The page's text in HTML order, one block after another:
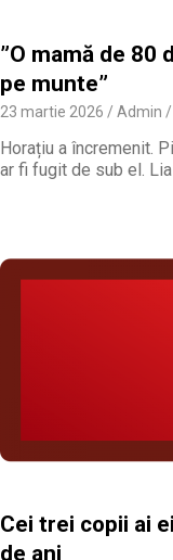
”O mamă de 80
pe munte”
23 martie 2026 Admin
Horațiu a încremenit.
ar fi fugit de sub el.
Cei trei copii ai
de ani